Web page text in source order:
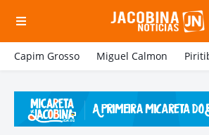
Capim Grosso Miguel Calmon